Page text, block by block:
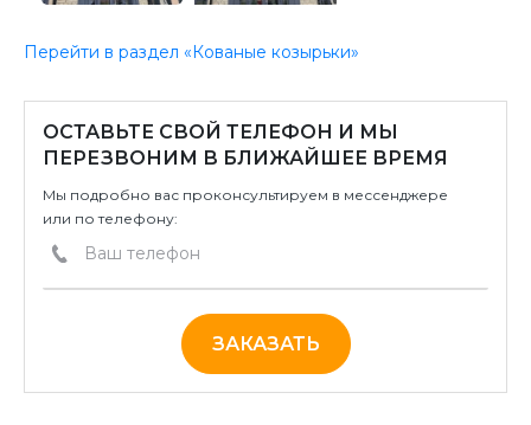
Перейти в раздел «Кованые козырьки»
ОСТАВЬТЕ СВОЙ ТЕЛЕФОН И МЫ
ПЕРЕЗВОНИМ В БЛИЖАЙШЕЕ ВРЕМЯ
Мы подробно вас проконсультируем в мессенджере
или по телефону:
ЗАКАЗАТЬ